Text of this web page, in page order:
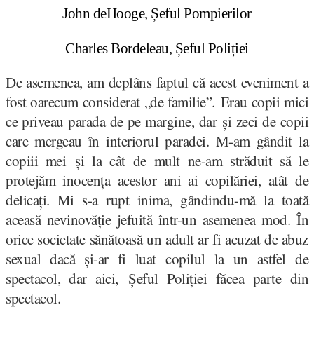
John deHooge, Șeful Pompierilor
Charles Bordeleau, Șeful Poliției
De asemenea, am deplâns faptul că acest eveniment a
fost oarecum considerat „de familie”. Erau copii mici
ce priveau parada de pe margine, dar și zeci de copii
care mergeau în interiorul paradei. M-am gândit la
copiii mei și la cât de mult ne-am străduit să le
protejăm inocența acestor ani ai copilăriei, atât de
delicați. Mi s-a rupt inima, gândindu-mă la toată
aceasă nevinovăție jefuită într-un asemenea mod. În
orice societate sănătoasă un adult ar fi acuzat de abuz
sexual dacă și-ar fi luat copilul la un astfel de
spectacol, dar aici, Șeful Poliției făcea parte din
spectacol.